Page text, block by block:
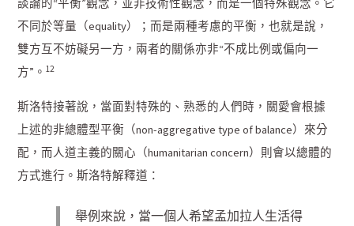
談論的“平衡”觀念，並非技術性觀念，而是一個特殊觀念。它
不同於等量（equality）；而是兩種考慮的平衡，也就是說，
雙方互不妨礙另一方，兩者的關係亦非“不成比例或偏向一
方”。12
斯洛特接著說，當面對特殊的、熟悉的人們時，關愛會根據
上述的非總體型平衡（non-aggregative type of balance）來分
配，而人道主義的關心（humanitarian concern）則會以總體的
方式進行。斯洛特解釋道：
舉例來說，當一個人希望孟加拉人生活得